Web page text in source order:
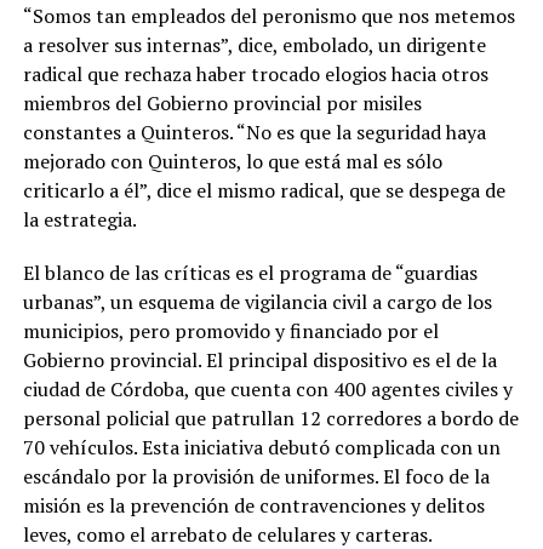
“Somos tan empleados del peronismo que nos metemos
a resolver sus internas”, dice, embolado, un dirigente
radical que rechaza haber trocado elogios hacia otros
miembros del Gobierno provincial por misiles
constantes a Quinteros. “No es que la seguridad haya
mejorado con Quinteros, lo que está mal es sólo
criticarlo a él”, dice el mismo radical, que se despega de
la estrategia.
El blanco de las críticas es el programa de “guardias
urbanas”, un esquema de vigilancia civil a cargo de los
municipios, pero promovido y financiado por el
Gobierno provincial. El principal dispositivo es el de la
ciudad de Córdoba, que cuenta con 400 agentes civiles y
personal policial que patrullan 12 corredores a bordo de
70 vehículos. Esta iniciativa debutó complicada con un
escándalo por la provisión de uniformes. El foco de la
misión es la prevención de contravenciones y delitos
leves, como el arrebato de celulares y carteras.